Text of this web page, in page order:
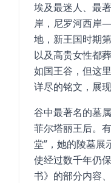
埃及最迷人、最
岸，尼罗河西岸
地，新王国时期
以及高贵女性都
如国王谷，但这
详尽的铭文，展
谷中最著名的墓
菲尔塔丽王后。
堂”，她的陵墓展
使经过数千年仍
书》的部分内容